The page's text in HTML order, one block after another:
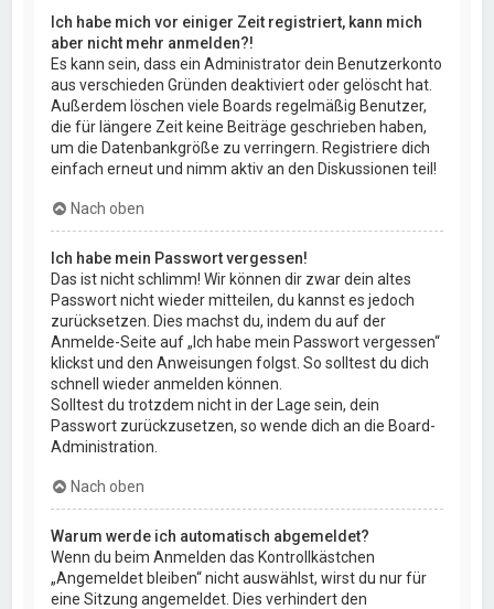
Ich habe mich vor einiger Zeit registriert, kann mich
aber nicht mehr anmelden?!
Es kann sein, dass ein Administrator dein Benutzerkonto
aus verschieden Gründen deaktiviert oder gelöscht hat.
Außerdem löschen viele Boards regelmäßig Benutzer,
die für längere Zeit keine Beiträge geschrieben haben,
um die Datenbankgröße zu verringern. Registriere dich
einfach erneut und nimm aktiv an den Diskussionen teil!
Nach oben
Ich habe mein Passwort vergessen!
Das ist nicht schlimm! Wir können dir zwar dein altes
Passwort nicht wieder mitteilen, du kannst es jedoch
zurücksetzen. Dies machst du, indem du auf der
Anmelde-Seite auf „Ich habe mein Passwort vergessen“
klickst und den Anweisungen folgst. So solltest du dich
schnell wieder anmelden können.
Solltest du trotzdem nicht in der Lage sein, dein
Passwort zurückzusetzen, so wende dich an die Board-
Administration.
Nach oben
Warum werde ich automatisch abgemeldet?
Wenn du beim Anmelden das Kontrollkästchen
„Angemeldet bleiben“ nicht auswählst, wirst du nur für
eine Sitzung angemeldet. Dies verhindert den